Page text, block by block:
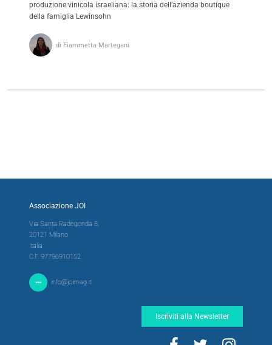
produzione vinicola israeliana: la storia dell’azienda boutique
della famiglia Lewinsohn
di Fiammetta Martegani
Associazione JOI
Via Santa Radegonda 8,
20121 Milano
Italia
C.F. 97796910152
info@joimag.it
Iscriviti alla Newsletter